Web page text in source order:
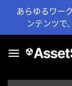
あらゆるワー
ンテンツで